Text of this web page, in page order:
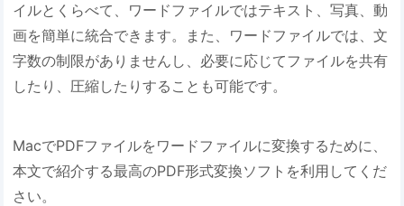
イルとくらべて、ワードファイルではテキスト、写真、動
画を簡単に統合できます。また、ワードファイルでは、文
字数の制限がありませんし、必要に応じてファイルを共有
したり、圧縮したりすることも可能です。
MacでPDFファイルをワードファイルに変換するために、
本文で紹介する最高のPDF形式変換ソフトを利用してくだ
さい。